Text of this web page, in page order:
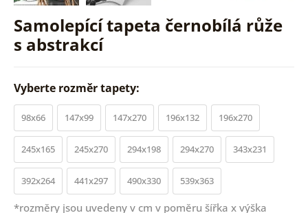
Samolepící tapeta černobílá růže
s abstrakcí
Vyberte rozměr tapety:
98x66 147x99 147x270 196x132 196x270
245x165 245x270 294x198 294x270 343x231
392x264 441x297 490x330 539x363
*rozměry jsou uvedeny v cm v poměru šířka x výška